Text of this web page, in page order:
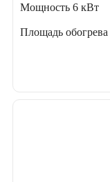
Мощность 6 кВт
Площадь обогрева